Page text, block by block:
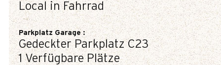
Local in Fahrrad
Parkplatz Garage:
Gedeckter Parkplatz C23
1 Verfügbare Plätze